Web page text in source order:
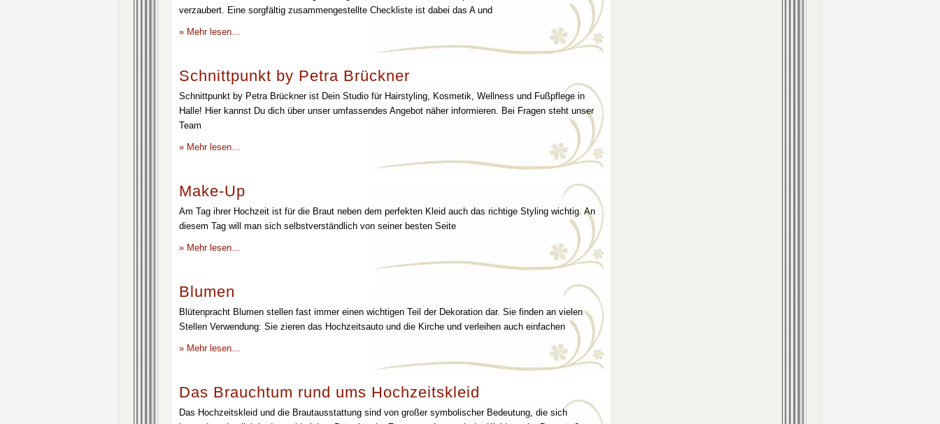
verzaubert. Eine sorgfältig zusammengestellte Checkliste ist dabei das A und
» Mehr lesen…
Schnittpunkt by Petra Brückner
Schnittpunkt by Petra Brückner ist Dein Studio für Hairstyling, Kosmetik, Wellness und Fußpflege in
Halle! Hier kannst Du dich über unser umfassendes Angebot näher informieren. Bei Fragen steht unser
Team
» Mehr lesen…
Make-Up
Am Tag ihrer Hochzeit ist für die Braut neben dem perfekten Kleid auch das richtige Styling wichtig. An
diesem Tag will man sich selbstverständlich von seiner besten Seite
» Mehr lesen…
Blumen
Blütenpracht Blumen stellen fast immer einen wichtigen Teil der Dekoration dar. Sie finden an vielen
Stellen Verwendung: Sie zieren das Hochzeitsauto und die Kirche und verleihen auch einfachen
» Mehr lesen…
Das Brauchtum rund ums Hochzeitskleid
Das Hochzeitskleid und die Brautausstattung sind von großer symbolischer Bedeutung, die sich